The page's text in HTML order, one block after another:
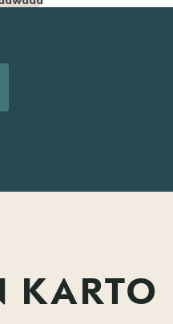
KARTO